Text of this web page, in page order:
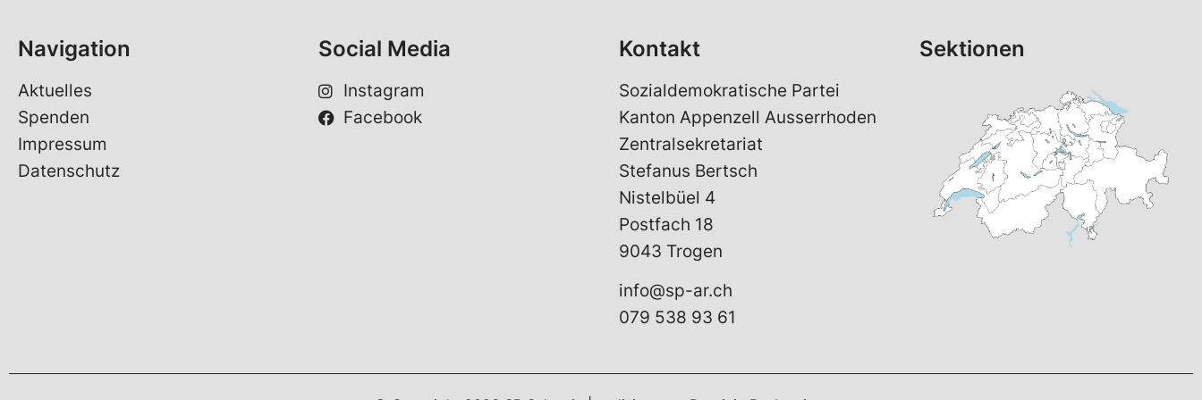
Navigation
Aktuelles
Spenden
Impressum
Datenschutz
Social Media
Instagram
Facebook
Kontakt
Sozialdemokratische Partei
Kanton Appenzell Ausserrhoden
Zentralsekretariat
Stefanus Bertsch
Nistelbüel 4
Postfach 18
9043 Trogen
info@sp-ar.ch
079 538 93 61
Sektionen